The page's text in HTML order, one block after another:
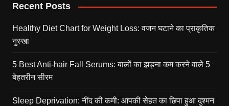
Recent Posts
Healthy Diet Chart for Weight Loss: वजन घटाने का प्राकृतिक
नुस्खा
5 Best Anti-hair Fall Serums: बालों का झड़ना कम करने वाले 5
बेहतरीन सीरम
Sleep Deprivation: नींद की कमी: आपकी सेहत का छिपा हुआ दुश्मन